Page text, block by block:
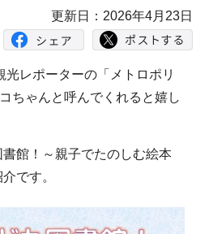
更新日：2026年4月23日
光レポーターの「メトロポリ
ちゃんと呼んでくれると嬉し
館！～親子でたのしむ絵本
です。